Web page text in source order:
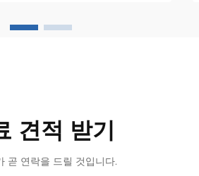
견적 받기
곧 연락을 드릴 것입니다.